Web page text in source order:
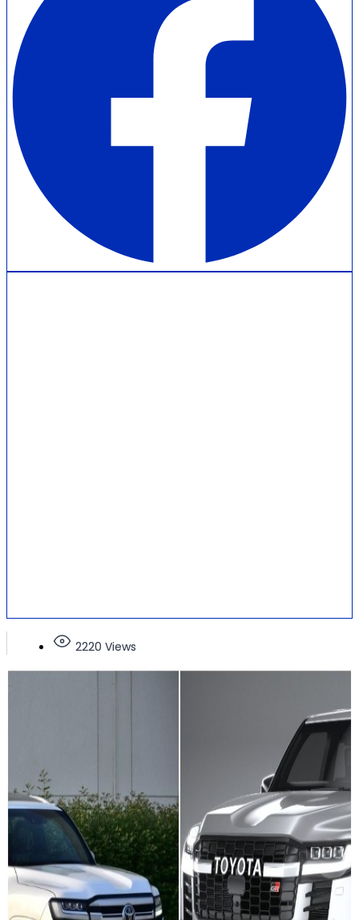
2220 Views